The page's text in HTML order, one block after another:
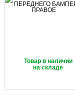
Товар в наличии
на складе